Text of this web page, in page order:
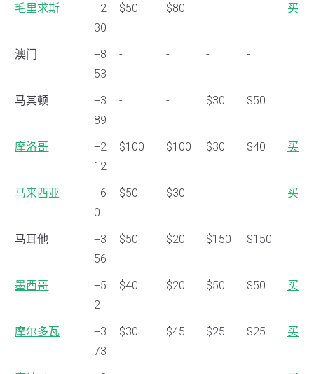
毛里求斯
+2
30
$50 $80 - - 买
澳门
+8
53
- - - -
马其顿
+3
89
- - $30 $50
摩洛哥
+2
12
$100 $100 $30 $40 买
马来西亚
+6
0
$50 $30 - - 买
马耳他
+3
56
$50 $20 $150 $150
墨西哥
+5
2
$40 $20 $50 $50 买
摩尔多瓦
+3
73
$30 $45 $25 $25 买